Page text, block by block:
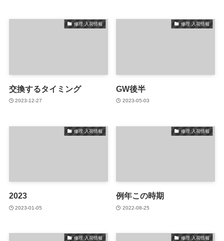
修理 入荷情報
交換するタイミング
2023-12-27
修理 入荷情報
GW後半
2023-05-03
修理 入荷情報
2023
2023-01-05
修理 入荷情報
例年この時期
2022-08-25
修理 入荷情報 修理 入荷情報